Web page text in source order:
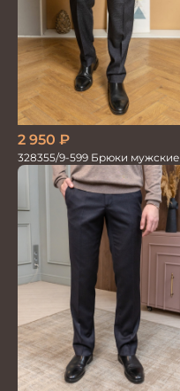
2 950 ₽
328355/9-599 Брюки мужские